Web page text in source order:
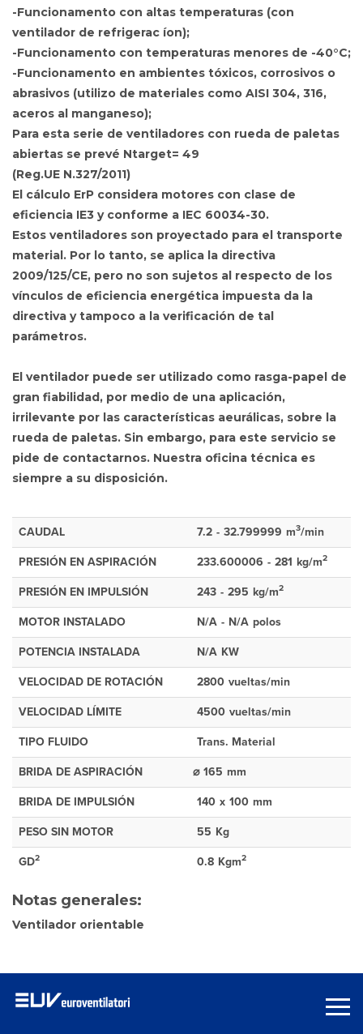
-Funcionamento con altas temperaturas (con
ventilador de refrigerac íon);
-Funcionamento con temperaturas menores de -40°C;
-Funcionamento en ambientes tóxicos, corrosivos o
abrasivos (utilizo de materiales como AISI 304, 316,
aceros al manganeso);
Para esta serie de ventiladores con rueda de paletas
abiertas se prevé Ntarget= 49
(Reg.UE N.327/2011)
El cálculo ErP considera motores con clase de
eficiencia IE3 y conforme a IEC 60034-30.
Estos ventiladores son proyectado para el transporte
material. Por lo tanto, se aplica la directiva
2009/125/CE, pero no son sujetos al respecto de los
vínculos de eficiencia energética impuesta da la
directiva y tampoco a la verificación de tal
parámetros.
El ventilador puede ser utilizado como rasga-papel de
gran fiabilidad, por medio de una aplicación,
irrilevante por las características aeurálicas, sobre la
rueda de paletas. Sin embargo, para este servicio se
pide de contactarnos. Nuestra oficina técnica es
siempre a su disposición.
CAUDAL 7.2 - 32.799999 m3/min
PRESIÓN EN ASPIRACIÓN 233.600006 - 281 kg/m2
PRESIÓN EN IMPULSIÓN 243 - 295 kg/m2
MOTOR INSTALADO N/A - N/A polos
POTENCIA INSTALADA N/A KW
VELOCIDAD DE ROTACIÓN 2800 vueltas/min
VELOCIDAD LÍMITE 4500 vueltas/min
TIPO FLUIDO Trans. Material
BRIDA DE ASPIRACIÓN ⌀ 165 mm
BRIDA DE IMPULSIÓN 140 x 100 mm
PESO SIN MOTOR 55 Kg
GD2 0.8 Kgm2
Notas generales:
Ventilador orientable